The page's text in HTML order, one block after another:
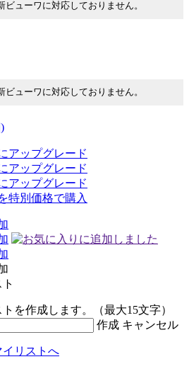
ビューワに対応しておりません。
ビューワに対応しておりません。
を作成します。（最大15文字）
作成 キャンセル
リストへ